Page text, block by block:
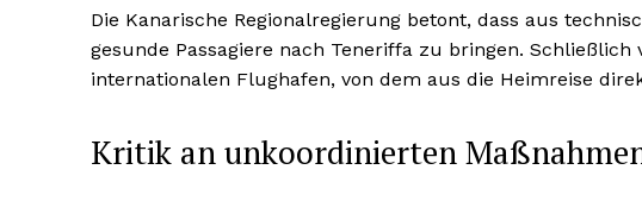
Die Kanarische Regionalregierung betont, dass aus
gesunde Passagiere nach Teneriffa zu bringen.
internationalen Flughafen, von dem aus die Heimreise
Kritik an unkoordinierten